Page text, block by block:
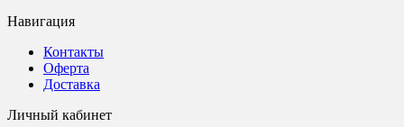
Навигация
Контакты
Оферта
Доставка
Личный кабинет